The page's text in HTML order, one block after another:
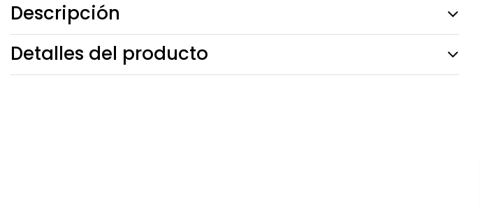
Descripción
Detalles del producto